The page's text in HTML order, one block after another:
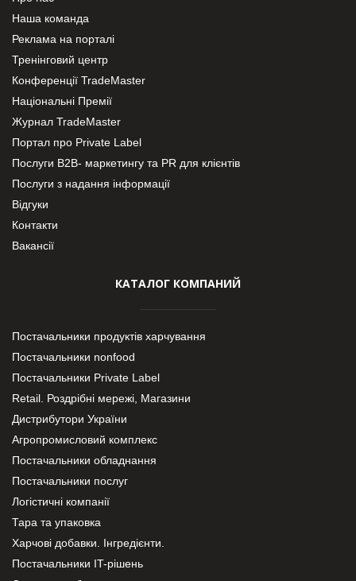
Наша команда
Реклама на порталі
Тренінговий центр
Конференції TradeMaster
Національні Премії
Журнал TradeMaster
Портал про Private Label
Послуги В2В- маркетингу та PR для клієнтів
Послуги з надання інформації
Відгуки
Контакти
Вакансії
КАТАЛОГ КОМПАНИЙ
Постачальники продуктів харчування
Постачальники nonfood
Постачальники Private Label
Retail. Роздрібні мережі, Магазини
Дистрибутори України
Агропромисловий комплекс
Постачальники обладнання
Постачальники послуг
Логістичні компанії
Тара та упаковка
Харчові добавки. Інгредієнти.
Постачальники IT-рішень